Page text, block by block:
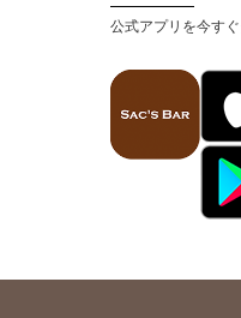
公式アプリを今す